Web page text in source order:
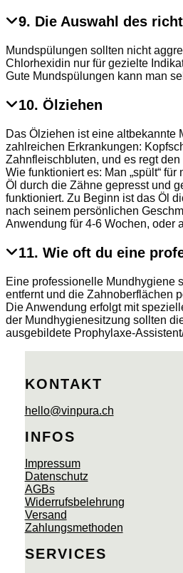
9. Die Auswahl des
Mundspülungen sollten nicht
Chlorhexidin nur für gezielte
Gute Mundspülungen kann man
10. Ölziehen
Das Ölziehen ist eine altbekannte
zahlreichen Erkrankungen:
Zahnfleischbluten, und es regt den
Wie funktioniert es: Man „spült“
Öl durch die Zähne gepresst und
funktioniert. Zu Beginn ist das Öl
nach seinem persönlichen
Anwendung für 4-6 Wochen, oder
11. Wie oft du eine
Eine professionelle Mundhygiene
entfernt und die Zahnoberflächen
Die Anwendung erfolgt mit
der Mundhygienesitzung sollten
ausgebildete Prophylaxe-
KONTAKT
hello@vinpura.ch
INFOS
Impressum
Datenschutz
AGBs
Widerrufsbelehrung
Versand
Zahlungsmethoden
SERVICES